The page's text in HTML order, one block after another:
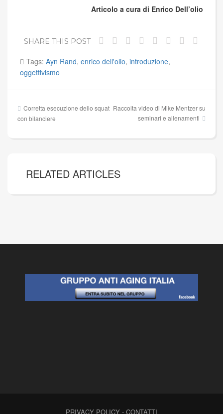
Articolo a cura di Enrico Dell’olio
SHARE THIS POST
Tags: Ayn Rand, enrico dell'olio, introduzione,
oggettivismo
Navigazione
articoli
Corretta esecuzione dello squat
con bilanciere
Raccolta video di Mike Mentzer su
seminari e allenamenti
RELATED ARTICLES
PRIVACY POLICY - CONTATTI